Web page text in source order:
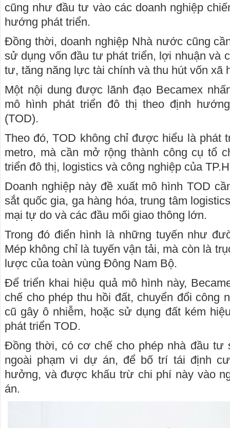
cũng như đầu tư vào các doanh nghiệp
hướng phát triển.
Đồng thời, doanh nghiệp Nhà nước cũng
sử dụng vốn đầu tư phát triển, lợi nhuận và
tư, tăng năng lực tài chính và thu hút vốn xã
Một nội dung được lãnh đạo Becamex
mô hình phát triển đô thị theo định
(TOD).
Theo đó, TOD không chỉ được hiểu là phát
metro, mà cần mở rộng thành công cụ tổ
triển đô thị, logistics và công nghiệp của
Doanh nghiệp này đề xuất mô hình TOD
sắt quốc gia, ga hàng hóa, trung tâm
mại tự do và các đầu mối giao thông lớn.
Trong đó điển hình là những tuyến như
Mép không chỉ là tuyến vận tải, mà còn là
lược của toàn vùng Đông Nam Bộ.
Để triển khai hiệu quả mô hình này,
chế cho phép thu hồi đất, chuyển đổi công
cũ gây ô nhiễm, hoặc sử dụng đất kém
phát triển TOD.
Đồng thời, có cơ chế cho phép nhà đầu tư
ngoài phạm vi dự án, để bố trí tái định
hưởng, và được khấu trừ chi phí này vào
án.